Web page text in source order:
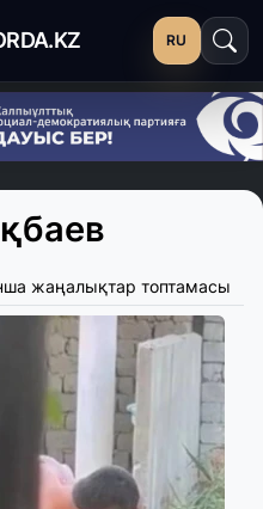
RU
жаңалықтар топтамасы